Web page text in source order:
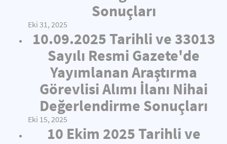
Sonuçları
Eki 31, 2025
10.09.2025 Tarihli ve 33013
Sayılı Resmi Gazete'de
Yayımlanan Araştırma
Görevlisi Alımı İlanı Nihai
Değerlendirme Sonuçları
Eki 15, 2025
10 Ekim 2025 Tarihli ve